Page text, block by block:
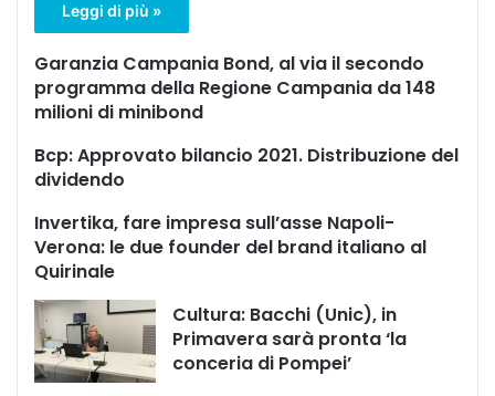
Leggi di più »
Garanzia Campania Bond, al via il secondo
programma della Regione Campania da 148
milioni di minibond
Bcp: Approvato bilancio 2021. Distribuzione del
dividendo
Invertika, fare impresa sull’asse Napoli-
Verona: le due founder del brand italiano al
Quirinale
Cultura: Bacchi (Unic), in
Primavera sarà pronta ‘la
conceria di Pompei’